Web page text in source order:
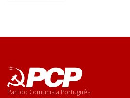
Partido Comunista Português